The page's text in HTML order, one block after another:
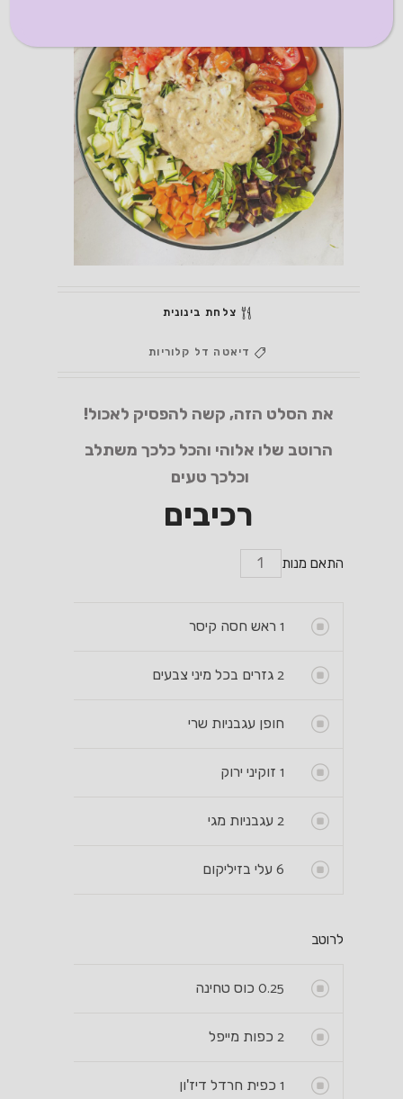
צלחת בינונית
דיאטה דל קלוריות
את הסלט הזה, קשה להפסיק לאכול!
הרוטב שלו אלוהי והכל כלכך משתלב
וכלכך טעים
רכיבים
התאם מנות
1 ראש חסה קיסר
2 גזרים בכל מיני צבעים
חופן עגבניות שרי
1 זוקיני ירוק
2 עגבניות מגי
6 עלי בזיליקום
לרוטב
0.25 כוס טחינה
2 כפות מייפל
1 כפית חרדל דיז'ון